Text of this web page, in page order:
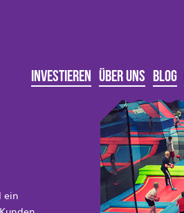
Investieren Über uns Blog
ein